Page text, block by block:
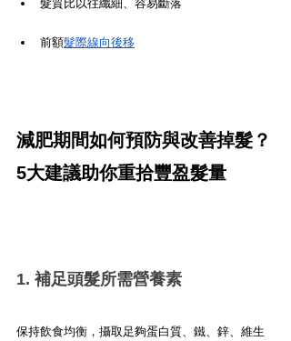
髮質比以往纖細、容易斷落
前額髮際線向後移
減肥期間如何預防與改善掉髮？
5大建議助你重拾豐盈髮量
1. 補足頭髮所需營養素
保持飲食均衡，攝取足夠蛋白質、鐵、鋅、維生